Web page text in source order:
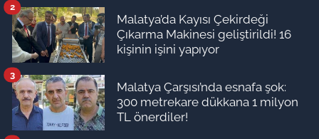
Malatya’da Kayısı Çekirdeği
Çıkarma Makinesi geliştirildi! 16
kişinin işini yapıyor
2
Malatya Çarşısı’nda esnafa şok:
300 metrekare dükkana 1 milyon
TL önerdiler!
3